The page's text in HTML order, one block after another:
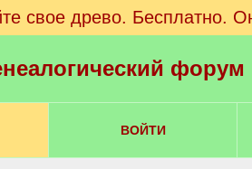
свое древо. Бесплатно.
ВОЙТИ